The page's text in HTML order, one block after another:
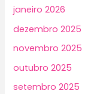
janeiro 2026
dezembro 2025
novembro 2025
outubro 2025
setembro 2025